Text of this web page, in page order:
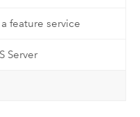
feature service
Server